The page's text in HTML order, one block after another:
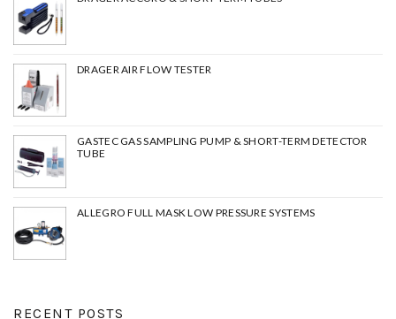
DRAGER AIR FLOW TESTER
GASTEC GAS SAMPLING PUMP & SHORT-TERM DETECTOR
TUBE
ALLEGRO FULL MASK LOW PRESSURE SYSTEMS
RECENT POSTS